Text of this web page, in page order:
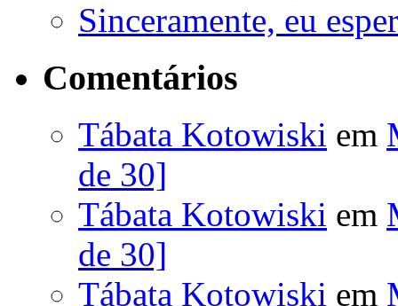
Sinceramente, eu
Comentários
Tábata Kotowiski em
de 30]
Tábata Kotowiski em
de 30]
Tábata Kotowiski em